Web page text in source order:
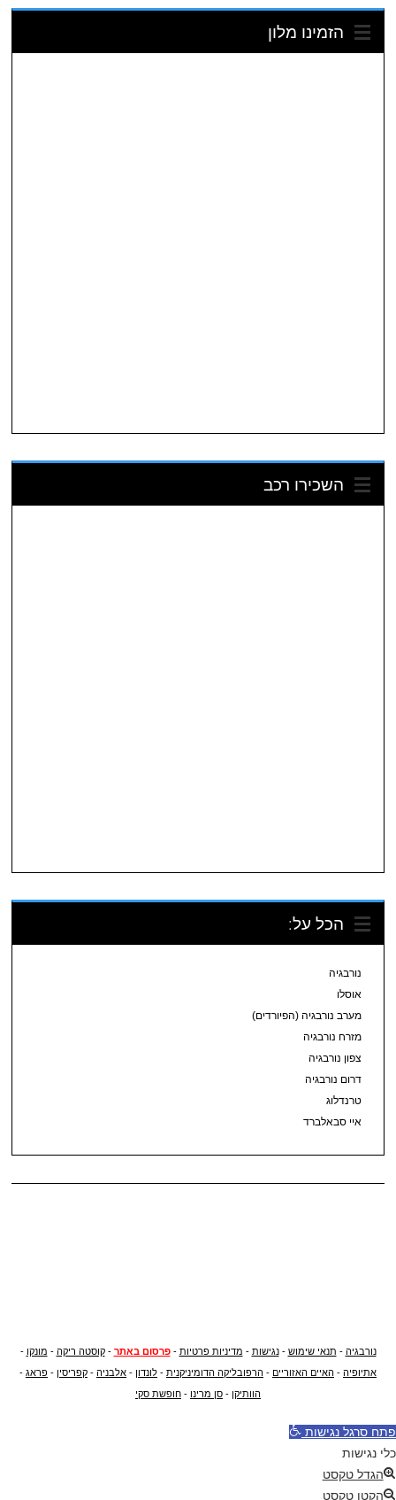
הזמינו מלון
השכירו רכב
הכל על:
נורבגיה
אוסלו
מערב נורבגיה (הפיורדים)
מזרח נורבגיה
צפון נורבגיה
דרום נורבגיה
טרנדלוג
איי סבאלברד
נורבגיה - תנאי שימוש -נגישות - מדיניות פרטיות -פרסום באתר -קוסטה ריקה - מונקו -
אתיופיה - האיים האזוריים - הרפובליקה הדומיניקנית - לונדון - אלבניה - קפריסין - פראג -
הוותיקן - סן מרינו - חופשת סקי
פתח סרגל נגישות
כלי נגישות
הגדל טקסט
הקטן טקסט